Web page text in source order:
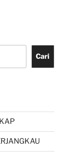
Cari